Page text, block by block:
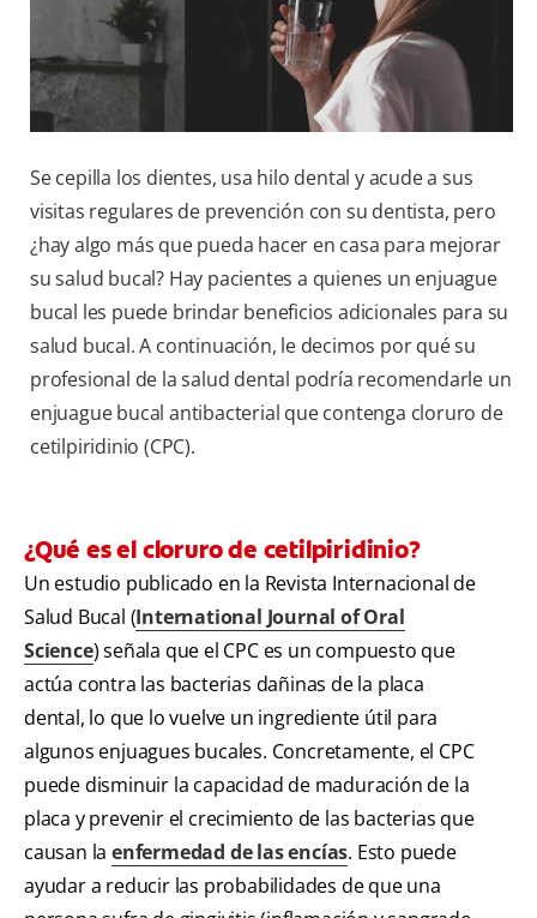
Se cepilla los dientes, usa hilo dental y acude a sus
visitas regulares de prevención con su dentista, pero
¿hay algo más que pueda hacer en casa para mejorar
su salud bucal? Hay pacientes a quienes un enjuague
bucal les puede brindar beneficios adicionales para su
salud bucal. A continuación, le decimos por qué su
profesional de la salud dental podría recomendarle un
enjuague bucal antibacterial que contenga cloruro de
cetilpiridinio (CPC).
¿Qué es el cloruro de cetilpiridinio?
Un estudio publicado en la Revista Internacional de
Salud Bucal (International Journal of Oral
Science) señala que el CPC es un compuesto que
actúa contra las bacterias dañinas de la placa
dental, lo que lo vuelve un ingrediente útil para
algunos enjuagues bucales. Concretamente, el CPC
puede disminuir la capacidad de maduración de la
placa y prevenir el crecimiento de las bacterias que
causan la enfermedad de las encías. Esto puede
ayudar a reducir las probabilidades de que una